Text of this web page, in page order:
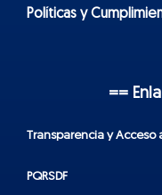
Políticas y
==
Transparencia y Acceso
PQRSDF